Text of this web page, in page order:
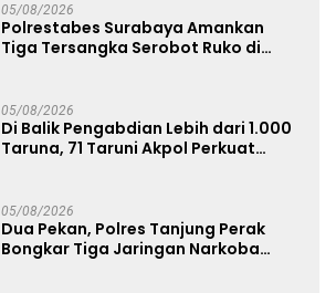
05/08/2026
Polrestabes Surabaya Amankan
Tiga Tersangka Serobot Ruko di
05/08/2026
Di Balik Pengabdian Lebih dari 1.000
Taruna, 71 Taruni Akpol Perkuat
05/08/2026
Dua Pekan, Polres Tanjung Perak
Bongkar Tiga Jaringan Narkoba